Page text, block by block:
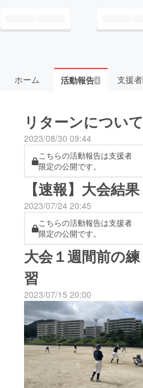
ホーム 活動報告4 支援者
リターンについて
2023/08/30 09:44
こちらの活動報告は支援者
限定の公開です。
【速報】大会結果
2023/07/24 20:45
こちらの活動報告は支援者
限定の公開です。
大会１週間前の練
習
2023/07/15 20:00